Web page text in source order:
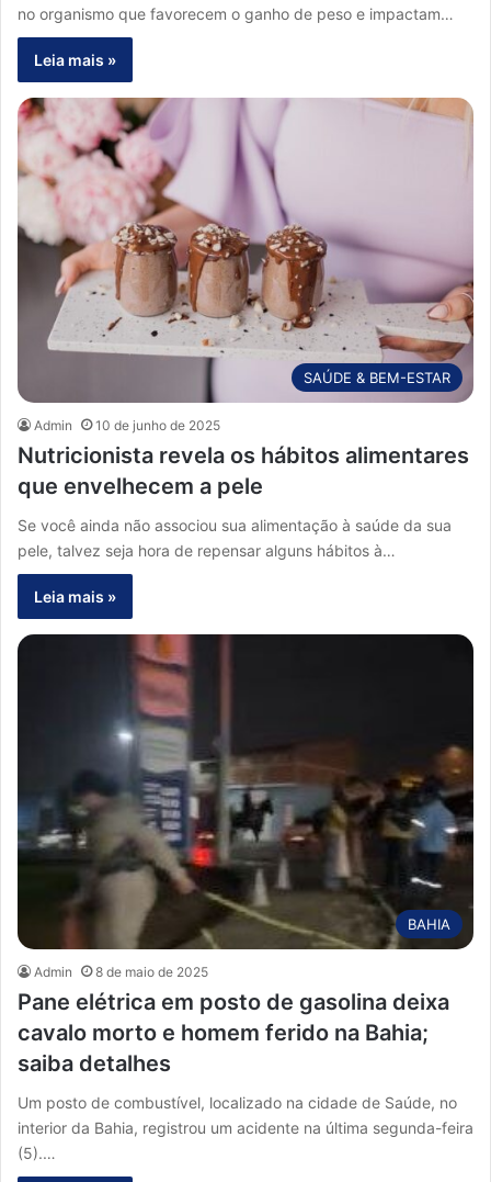
no organismo que favorecem o ganho de peso e impactam…
Leia mais »
SAÚDE & BEM-ESTAR
Admin 10 de junho de 2025
Nutricionista revela os hábitos alimentares
que envelhecem a pele
Se você ainda não associou sua alimentação à saúde da sua
pele, talvez seja hora de repensar alguns hábitos à…
Leia mais »
BAHIA
Admin 8 de maio de 2025
Pane elétrica em posto de gasolina deixa
cavalo morto e homem ferido na Bahia;
saiba detalhes
Um posto de combustível, localizado na cidade de Saúde, no
interior da Bahia, registrou um acidente na última segunda-feira
(5).…